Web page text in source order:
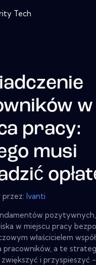
w
pracy:
musi
Ivanti
w miejscu pracy
właścicielem
pracowników, a te
i przyspieszyć